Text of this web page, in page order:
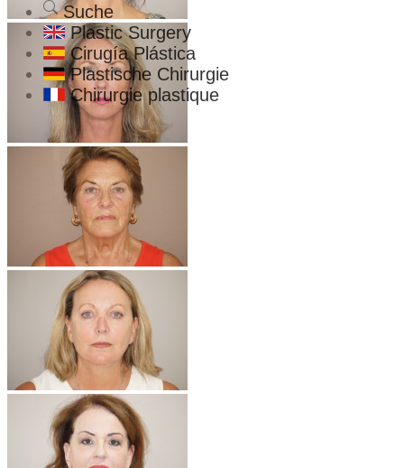
Suche
Plastic Surgery
Cirugía Plástica
Plastische Chirurgie
Chirurgie plastique